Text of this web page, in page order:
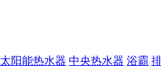
太阳能热水器 中央热水器 浴霸